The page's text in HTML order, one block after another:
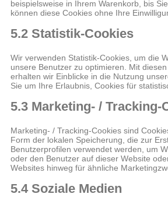
beispielsweise in Ihrem Warenkorb, bis
können diese Cookies ohne Ihre
5.2 Statistik-Cookies
Wir verwenden Statistik-Cookies, um die
unsere Benutzer zu optimieren. Mit
erhalten wir Einblicke in die Nutzung
Sie um Ihre Erlaubnis, Cookies für
5.3 Marketing- / Tracking-
Marketing- / Tracking-Cookies sind
Form der lokalen Speicherung, die zur
Benutzerprofilen verwendet werden, um
oder den Benutzer auf dieser Website
Websites hinweg für ähnliche
5.4 Soziale Medien